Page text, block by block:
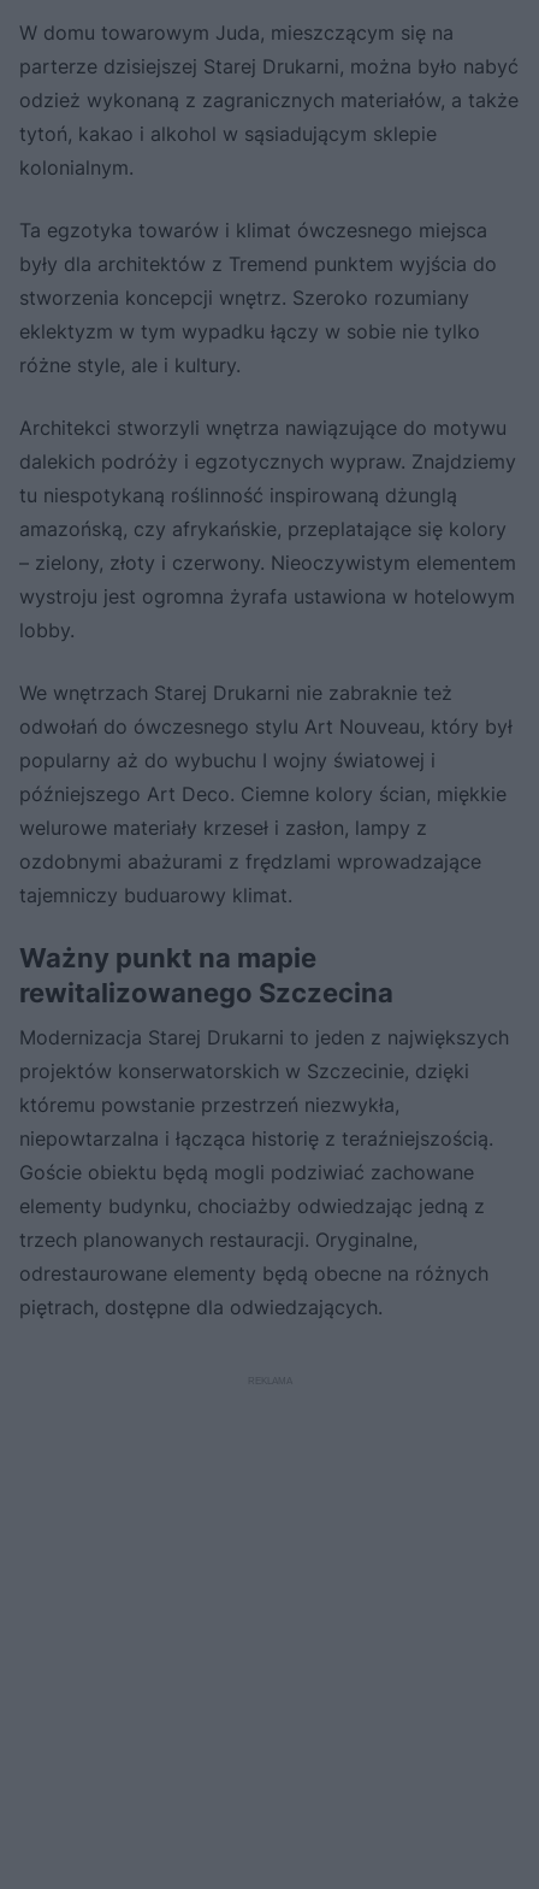
W domu towarowym Juda, mieszczącym się na
parterze dzisiejszej Starej Drukarni, można było nabyć
odzież wykonaną z zagranicznych materiałów, a także
tytoń, kakao i alkohol w sąsiadującym sklepie
kolonialnym.
Ta egzotyka towarów i klimat ówczesnego miejsca
były dla architektów z Tremend punktem wyjścia do
stworzenia koncepcji wnętrz. Szeroko rozumiany
eklektyzm w tym wypadku łączy w sobie nie tylko
różne style, ale i kultury.
Architekci stworzyli wnętrza nawiązujące do motywu
dalekich podróży i egzotycznych wypraw. Znajdziemy
tu niespotykaną roślinność inspirowaną dżunglą
amazońską, czy afrykańskie, przeplatające się kolory
– zielony, złoty i czerwony. Nieoczywistym elementem
wystroju jest ogromna żyrafa ustawiona w hotelowym
lobby.
We wnętrzach Starej Drukarni nie zabraknie też
odwołań do ówczesnego stylu Art Nouveau, który był
popularny aż do wybuchu I wojny światowej i
późniejszego Art Deco. Ciemne kolory ścian, miękkie
welurowe materiały krzeseł i zasłon, lampy z
ozdobnymi abażurami z frędzlami wprowadzające
tajemniczy buduarowy klimat.
Ważny punkt na mapie
rewitalizowanego Szczecina
Modernizacja Starej Drukarni to jeden z największych
projektów konserwatorskich w Szczecinie, dzięki
któremu powstanie przestrzeń niezwykła,
niepowtarzalna i łącząca historię z teraźniejszością.
Goście obiektu będą mogli podziwiać zachowane
elementy budynku, chociażby odwiedzając jedną z
trzech planowanych restauracji. Oryginalne,
odrestaurowane elementy będą obecne na różnych
piętrach, dostępne dla odwiedzających.